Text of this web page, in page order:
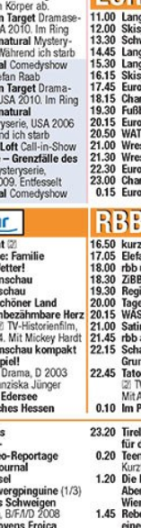
65
71
77
83
газета